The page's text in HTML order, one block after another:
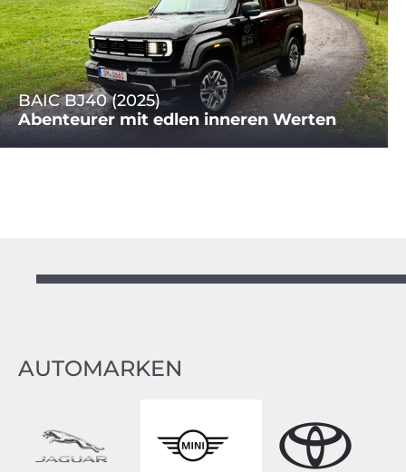
BAIC BJ40 (2025)
Abenteurer mit edlen inneren Werten
AUTOMARKEN